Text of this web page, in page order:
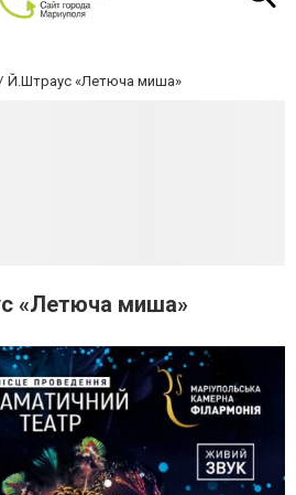
Й.Штраус «Летюча миша»
«Летюча миша»